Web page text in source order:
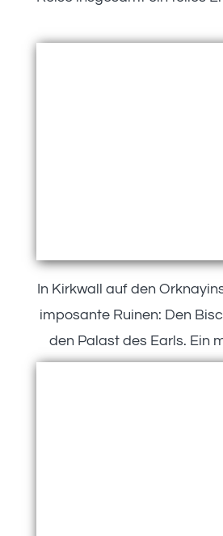
In Kirkwall auf den
imposante Ruinen: Den
den Palast des Earls. Ein